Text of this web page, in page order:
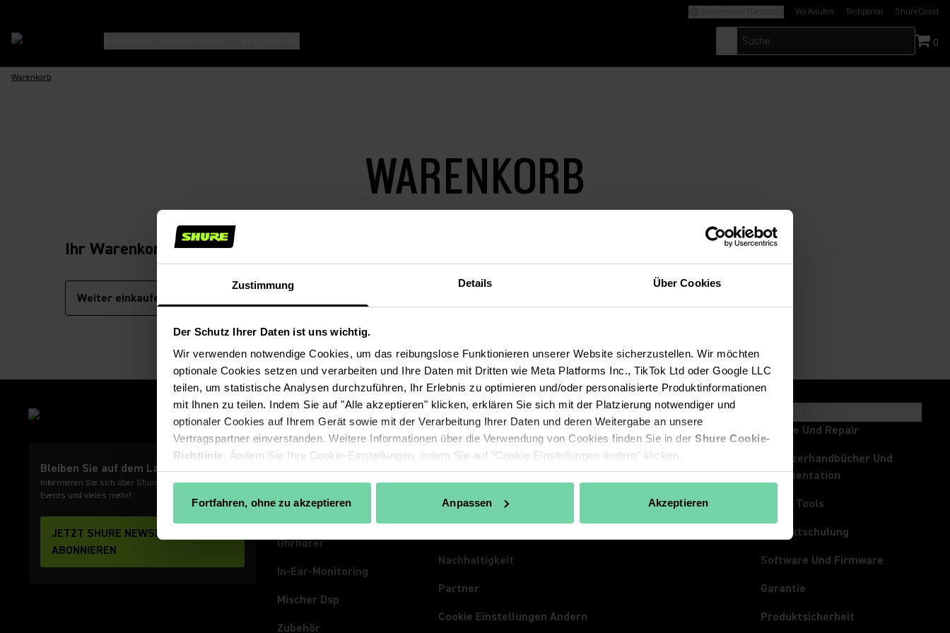
Zustimmung Details Über Cookies
Der Schutz Ihrer Daten ist uns wichtig.
Wir verwenden notwendige Cookies, um das reibungslose Funktionieren unserer Website sicherzustellen. Wir möchten
optionale Cookies setzen und verarbeiten und Ihre Daten mit Dritten wie Meta Platforms Inc., TikTok Ltd oder Google LLC
teilen, um statistische Analysen durchzuführen, Ihr Erlebnis zu optimieren und/oder personalisierte Produktinformationen
mit Ihnen zu teilen. Indem Sie auf "Alle akzeptieren" klicken, erklären Sie sich mit der Platzierung notwendiger und
optionaler Cookies auf Ihrem Gerät sowie mit der Verarbeitung Ihrer Daten und deren Weitergabe an unsere
Vertragspartner einverstanden. Weitere Informationen über die Verwendung von Cookies finden Sie in der Shure Cookie-
Richtlinie . Ändern Sie Ihre Cookie-Einstellungen, indem Sie auf "Cookie-Einstellungen ändern" klicken.
Partner anzeigen
Fortfahren, ohne zu akzeptieren Anpassen Akzeptieren
Wo Kaufen Techportal
(Opens in a new tab)ShureCloud
(Opens in a new
0
Warenkorb
WARENKORB
Ihr Warenkorb ist leer.
Weiter einkaufen
Bleiben Sie auf dem Laufenden!
Informieren Sie sich über Shure Produkte, News,
Events und vieles mehr!
JETZT SHURE NEWSLETTER
ABONNIEREN
PRODUKTE
Funksysteme
Videokonferenzen
Ohrhörer
In-Ear-Monitoring
Mischer Dsp
Zubehör
UEBER-SHURE
Über-Uns
100 Years of Extraordinary
Sound
Karriere
Nachhaltigkeit
Partner
Cookie Einstellungen Andern
INSIGHTS UND EVENTS
Insights
Presse
Events
Service Und Repair
Benutzerhandbücher Und
Dokumentation
Online Tools
Produktschulung
Software Und Firmware
Garantie
Produktsicherheit